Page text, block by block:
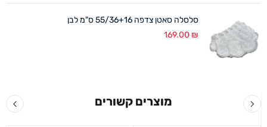
סלסלה סאטן צדפה 55/36+16 ס"מ לבן
169.00 ₪
מוצרים קשורים